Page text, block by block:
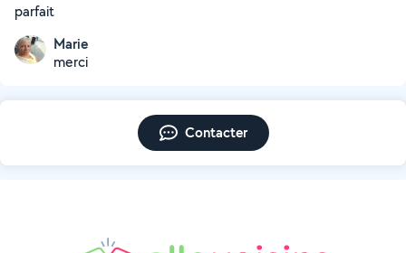
parfait
Marie
merci
Contacter